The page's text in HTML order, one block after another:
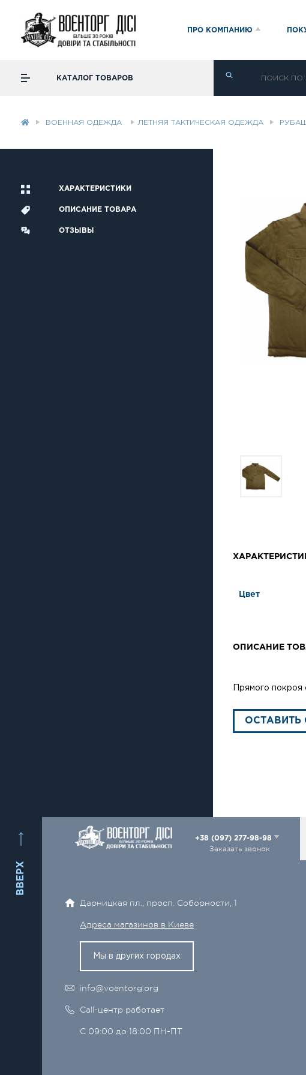
ПРО КОМПАНИЮ
КАТАЛОГ ТОВАРОВ
ВОЕННАЯ ОДЕЖДА ЛЕТНЯЯ ТАКТИЧЕСКАЯ ОДЕЖДА
ХАРАКТЕРИСТИКИ
ОПИСАНИЕ ТОВАРА
ОТЗЫВЫ
Цвет
ОПИСАНИЕ
Прямого покроя
ОСТАВИТЬ
ВВЕРХ
+38 (097) 277-98-98
Заказать звонок
Дарницкая пл., просп. Соборности, 1
Адреса магазинов в Киеве
Мы в других городах
info@voentorg.org
Call-центр работает
С 09:00 до 18:00 ПН-ПТ